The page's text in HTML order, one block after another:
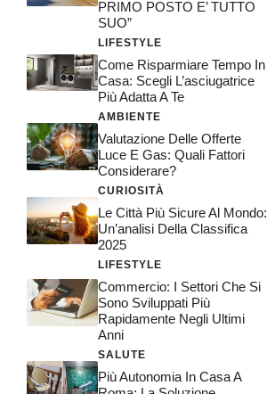
PRIMO POSTO E’ TUTTO
SUO”
LIFESTYLE
Come Risparmiare Tempo In
Casa: Scegli L’asciugatrice
Più Adatta A Te
AMBIENTE
Valutazione Delle Offerte
Luce E Gas: Quali Fattori
Considerare?
CURIOSITÀ
Le Città Più Sicure Al Mondo:
Un’analisi Della Classifica
2025
LIFESTYLE
Commercio: I Settori Che Si
Sono Sviluppati Più
Rapidamente Negli Ultimi
Anni
SALUTE
Più Autonomia In Casa A